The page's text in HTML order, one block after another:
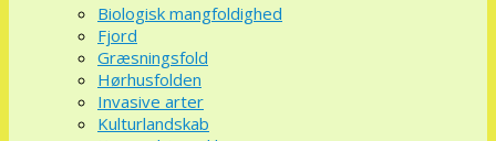
Biologisk mangfoldighed
Fjord
Græsningsfold
Hørhusfolden
Invasive arter
Kulturlandskab